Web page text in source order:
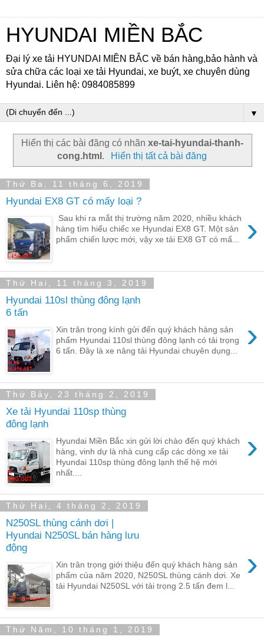
HYUNDAI MIỀN BẮC
Đại lý xe tải HYUNDAI MIỀN BẮC về bán hàng,bảo hành và
sửa chữa các loại xe tải Hyundai, xe buýt, xe chuyên dùng
Hyundai. Liên hệ: 0984085899
▼
Hiển thị các bài đăng có nhãn xe-tai-hyundai-thanh-
cong.html . Hiển thị tất cả bài đăng
Thứ Ba, 11 tháng 6, 2019
Hyundai EX8 GT có mấy loại ?
›
Sau khi ra mắt thị trường năm 2020, nhiều khách
hàng tìm hiểu chiếc xe Hyundai EX8 GT. Một sản
phẩm chiến lược mới, vậy xe tải EX8 GT có mấ...
Thứ Hai, 11 tháng 3, 2019
Hyundai 110sl thùng đông lạnh
6 tấn
›
Xin trân trọng kính gửi đến quý khách hàng sản
phẩm Hyundai 110sl thùng đông lạnh có tải trọng
6 tấn. Đây là xe nâng tải Hyundai chuyên dụng...
Thứ Bảy, 23 tháng 2, 2019
Xe tải Hyundai 110sp thùng
đông lạnh
›
Hyundai Miền Bắc xin gửi lời chào đến quý khách
hàng, vinh dự là nhà cung cấp các dòng xe tải
Hyundai 110sp thùng đông lạnh thế hệ mới
nhất....
Thứ Hai, 4 tháng 2, 2019
N250SL thùng cánh dơi |
Hyundai N250SL bán hàng lưu
động
›
Xin trân trọng giới thiệu đến quý khách hàng sản
phẩm của năm 2020, N250SL thùng cánh dơi. Xe
tải Hyundai N250SL với tải trọng 2.5 tấn đem l...
Thứ Năm, 10 tháng 1, 2019